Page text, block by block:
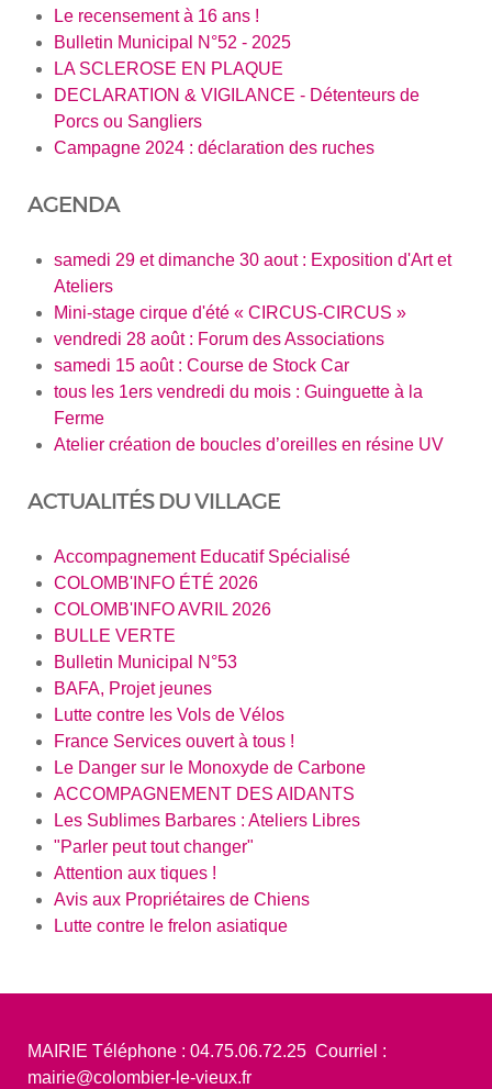
Le recensement à 16 ans !
Bulletin Municipal N°52 - 2025
LA SCLEROSE EN PLAQUE
DECLARATION & VIGILANCE - Détenteurs de
Porcs ou Sangliers
Campagne 2024 : déclaration des ruches
AGENDA
samedi 29 et dimanche 30 aout : Exposition d'Art et
Ateliers
Mini-stage cirque d'été « CIRCUS-CIRCUS »
vendredi 28 août : Forum des Associations
samedi 15 août : Course de Stock Car
tous les 1ers vendredi du mois : Guinguette à la
Ferme
Atelier création de boucles d’oreilles en résine UV
ACTUALITÉS DU VILLAGE
Accompagnement Educatif Spécialisé
COLOMB'INFO ÉTÉ 2026
COLOMB'INFO AVRIL 2026
BULLE VERTE
Bulletin Municipal N°53
BAFA, Projet jeunes
Lutte contre les Vols de Vélos
France Services ouvert à tous !
Le Danger sur le Monoxyde de Carbone
ACCOMPAGNEMENT DES AIDANTS
Les Sublimes Barbares : Ateliers Libres
"Parler peut tout changer"
Attention aux tiques !
Avis aux Propriétaires de Chiens
Lutte contre le frelon asiatique
MAIRIE Téléphone : 04.75.06.72.25 Courriel :
mairie@colombier-le-vieux.fr